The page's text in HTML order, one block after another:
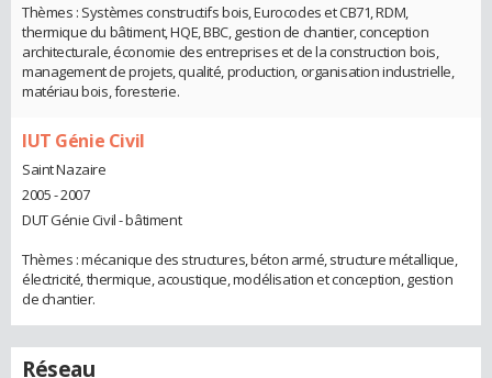
Thèmes : Systèmes constructifs bois, Eurocodes et CB71, RDM,
thermique du bâtiment, HQE, BBC, gestion de chantier, conception
architecturale, économie des entreprises et de la construction bois,
management de projets, qualité, production, organisation industrielle,
matériau bois, foresterie.
IUT Génie Civil
Saint Nazaire
2005 - 2007
DUT Génie Civil - bâtiment
Thèmes : mécanique des structures, béton armé, structure métallique,
électricité, thermique, acoustique, modélisation et conception, gestion
de chantier.
Réseau